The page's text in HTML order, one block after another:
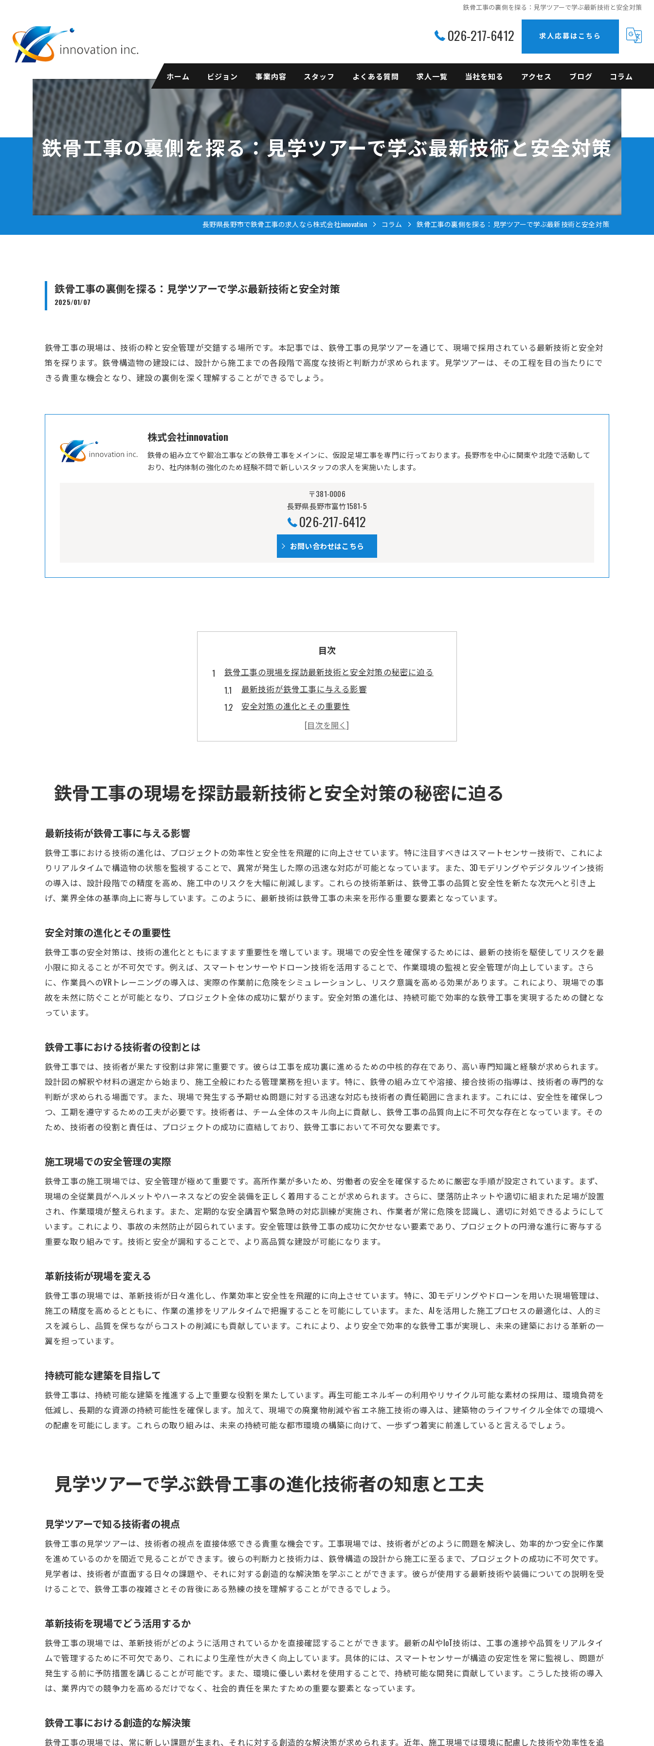
鉄骨工事の裏側を探る：見学ツアーで学ぶ最新技術と安全対策
026-217-6412 求人応募はこちら
ホーム ビジョン 事業内容 スタッフ よくある質問 求人一覧 当社を知る
上越の鉄骨工事
未経験
現場作業員
正社員
転職
アクセス ブログ コラム
鉄骨工事の裏側を探る：見学ツアーで学ぶ最新技術と安全対策
長野県長野市で鉄骨工事の求人なら株式会社innovation コラム 鉄骨工事の裏側を探る：見学ツアーで学ぶ最新技術と安全対策
鉄骨工事の裏側を探る：見学ツアーで学ぶ最新技術と安全対策
2025/01/07
鉄骨工事の現場は、技術の粋と安全管理が交錯する場所です。本記事では、鉄骨工事の見学ツアーを通じて、現場で採用されている最新技術と安全対
策を探ります。鉄骨構造物の建設には、設計から施工までの各段階で高度な技術と判断力が求められます。見学ツアーは、その工程を目の当たりにで
きる貴重な機会となり、建設の裏側を深く理解することができるでしょう。
株式会社innovation
鉄骨の組み立てや鍛冶工事などの鉄骨工事をメインに、仮設足場工事を専門に行っております。長野市を中心に関東や北陸で活動して
おり、社内体制の強化のため経験不問で新しいスタッフの求人を実施いたします。
〒381-0006
長野県長野市富竹1581-5
026-217-6412
お問い合わせはこちら
目次
鉄骨工事の現場を探訪最新技術と安全対策の秘密に迫る
最新技術が鉄骨工事に与える影響
安全対策の進化とその重要性
鉄骨工事における技術者の役割とは
施工現場での安全管理の実際
見学ツアーで学ぶ鉄骨工事の進化技術者の知恵と工夫
技術者の知恵が光る瞬間
見学ツアーから得られる新たな発見
未来を見据えた鉄骨工事の進化
現場で実感する未来技術の効果
融合する技術と安全管理の現状
鉄骨工事の未来を形作る技術
見学ツアーで触れる最先端技術
視点を変える革新技術の力
鉄骨工事の未来を支える技術
現場での技術の実践とその効果
革新技術がもたらす工事の効率化
最新技術が現場に与える影響を探る
安全対策の重要性を実感する
見学から得られる技術の洞察
鉄骨工事の現場での技術の進化
安全対策の現代的アプローチ
現場で実践される技術革新
鉄骨工事現場での発見最新技術の実践と安全への取り組み
現場における最新技術の実践例
安全への取り組みとその効果
技術と安全が共存する現場の魅力
実践に基づく技術と安全管理の重要性
安全対策の最前線を体験する
現場見学で得る貴重な知識
技術と安全が融合する現場を知る
鉄骨工事の技術の進化を学ぶ
鉄骨工事の現場を探訪最新技術と安全対策の秘密に迫る
最新技術が鉄骨工事に与える影響
鉄骨工事における技術の進化は、プロジェクトの効率性と安全性を飛躍的に向上させています。特に注目すべきはスマートセンサー技術で、これによ
りリアルタイムで構造物の状態を監視することで、異常が発生した際の迅速な対応が可能となっています。また、3Dモデリングやデジタルツイン技術
の導入は、設計段階での精度を高め、施工中のリスクを大幅に削減します。これらの技術革新は、鉄骨工事の品質と安全性を新たな次元へと引き上
げ、業界全体の基準向上に寄与しています。このように、最新技術は鉄骨工事の未来を形作る重要な要素となっています。
安全対策の進化とその重要性
鉄骨工事の安全対策は、技術の進化とともにますます重要性を増しています。現場での安全性を確保するためには、最新の技術を駆使してリスクを最
小限に抑えることが不可欠です。例えば、スマートセンサーやドローン技術を活用することで、作業環境の監視と安全管理が向上しています。さら
に、作業員へのVRトレーニングの導入は、実際の作業前に危険をシミュレーションし、リスク意識を高める効果があります。これにより、現場での事
故を未然に防ぐことが可能となり、プロジェクト全体の成功に繋がります。安全対策の進化は、持続可能で効率的な鉄骨工事を実現するための鍵とな
っています。
鉄骨工事における技術者の役割とは
鉄骨工事では、技術者が果たす役割は非常に重要です。彼らは工事を成功裏に進めるための中核的存在であり、高い専門知識と経験が求められます。
設計図の解釈や材料の選定から始まり、施工全般にわたる管理業務を担います。特に、鉄骨の組み立てや溶接、接合技術の指導は、技術者の専門的な
判断が求められる場面です。また、現場で発生する予期せぬ問題に対する迅速な対応も技術者の責任範囲に含まれます。これには、安全性を確保しつ
つ、工期を遵守するための工夫が必要です。技術者は、チーム全体のスキル向上に貢献し、鉄骨工事の品質向上に不可欠な存在となっています。その
ため、技術者の役割と責任は、プロジェクトの成功に直結しており、鉄骨工事において不可欠な要素です。
施工現場での安全管理の実際
鉄骨工事の施工現場では、安全管理が極めて重要です。高所作業が多いため、労働者の安全を確保するために厳密な手順が設定されています。まず、
現場の全従業員がヘルメットやハーネスなどの安全装備を正しく着用することが求められます。さらに、墜落防止ネットや適切に組まれた足場が設置
され、作業環境が整えられます。また、定期的な安全講習や緊急時の対応訓練が実施され、作業者が常に危険を認識し、適切に対処できるようにして
います。これにより、事故の未然防止が図られています。安全管理は鉄骨工事の成功に欠かせない要素であり、プロジェクトの円滑な進行に寄与する
重要な取り組みです。技術と安全が調和することで、より高品質な建設が可能になります。
革新技術が現場を変える
鉄骨工事の現場では、革新技術が日々進化し、作業効率と安全性を飛躍的に向上させています。特に、3Dモデリングやドローンを用いた現場管理は、
施工の精度を高めるとともに、作業の進捗をリアルタイムで把握することを可能にしています。また、AIを活用した施工プロセスの最適化は、人的ミ
スを減らし、品質を保ちながらコストの削減にも貢献しています。これにより、より安全で効率的な鉄骨工事が実現し、未来の建築における革新の一
翼を担っています。
持続可能な建築を目指して
鉄骨工事は、持続可能な建築を推進する上で重要な役割を果たしています。再生可能エネルギーの利用やリサイクル可能な素材の採用は、環境負荷を
低減し、長期的な資源の持続可能性を確保します。加えて、現場での廃棄物削減や省エネ施工技術の導入は、建築物のライフサイクル全体での環境へ
の配慮を可能にします。これらの取り組みは、未来の持続可能な都市環境の構築に向けて、一歩ずつ着実に前進していると言えるでしょう。
見学ツアーで学ぶ鉄骨工事の進化技術者の知恵と工夫
見学ツアーで知る技術者の視点
鉄骨工事の見学ツアーは、技術者の視点を直接体感できる貴重な機会です。工事現場では、技術者がどのように問題を解決し、効率的かつ安全に作業
を進めているのかを間近で見ることができます。彼らの判断力と技術力は、鉄骨構造の設計から施工に至るまで、プロジェクトの成功に不可欠です。
見学者は、技術者が直面する日々の課題や、それに対する創造的な解決策を学ぶことができます。彼らが使用する最新技術や装備についての説明を受
けることで、鉄骨工事の複雑さとその背後にある熟練の技を理解することができるでしょう。
革新技術を現場でどう活用するか
鉄骨工事の現場では、革新技術がどのように活用されているかを直接確認することができます。最新のAIやIoT技術は、工事の進捗や品質をリアルタイ
ムで管理するために不可欠であり、これにより生産性が大きく向上しています。具体的には、スマートセンサーが構造の安定性を常に監視し、問題が
発生する前に予防措置を講じることが可能です。また、環境に優しい素材を使用することで、持続可能な開発に貢献しています。こうした技術の導入
は、業界内での競争力を高めるだけでなく、社会的責任を果たすための重要な要素となっています。
鉄骨工事における創造的な解決策
鉄骨工事の現場では、常に新しい課題が生まれ、それに対する創造的な解決策が求められます。近年、施工現場では環境に配慮した技術や効率性を追